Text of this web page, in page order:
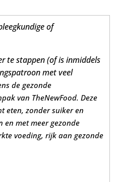
of
te stappen (of is inmiddels
met veel
de gezonde
van TheNewFood. Deze
eten, zonder suiker en
met meer gezonde
voeding, rijk aan gezonde